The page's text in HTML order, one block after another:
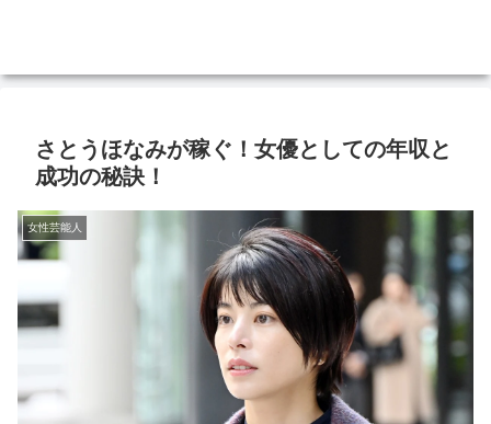
さとうほなみが稼ぐ！女優としての年収と
成功の秘訣！
女性芸能人